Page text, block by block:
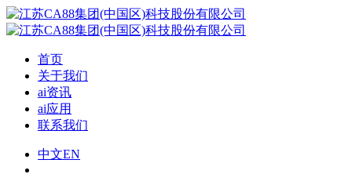
首页
关于我们
ai资讯
ai应用
联系我们
中文EN